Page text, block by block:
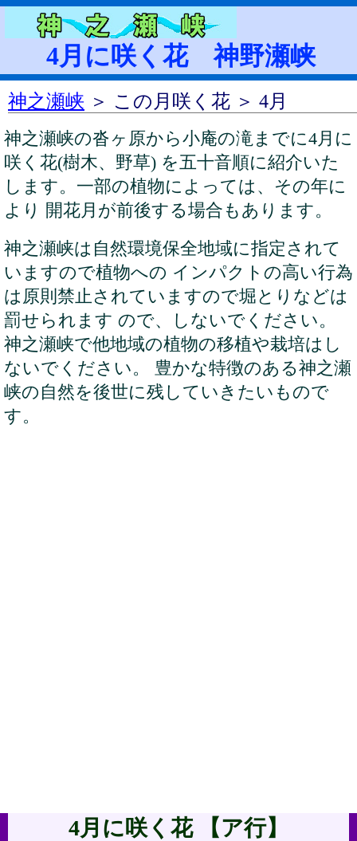
4月に咲く花 神野瀬峡
神之瀬峡 ＞ この月咲く花 ＞ 4月
神之瀬峡の沓ヶ原から小庵の滝までに4月に
咲く花(樹木、野草) を五十音順に紹介いた
します。一部の植物によっては、その年に
より 開花月が前後する場合もあります。
神之瀬峡は自然環境保全地域に指定されて
いますので植物への インパクトの高い行為
は原則禁止されていますので堀とりなどは
罰せられます ので、しないでください。
神之瀬峡で他地域の植物の移植や栽培はし
ないでください。 豊かな特徴のある神之瀬
峡の自然を後世に残していきたいもので
す。
4月に咲く花 【ア行】